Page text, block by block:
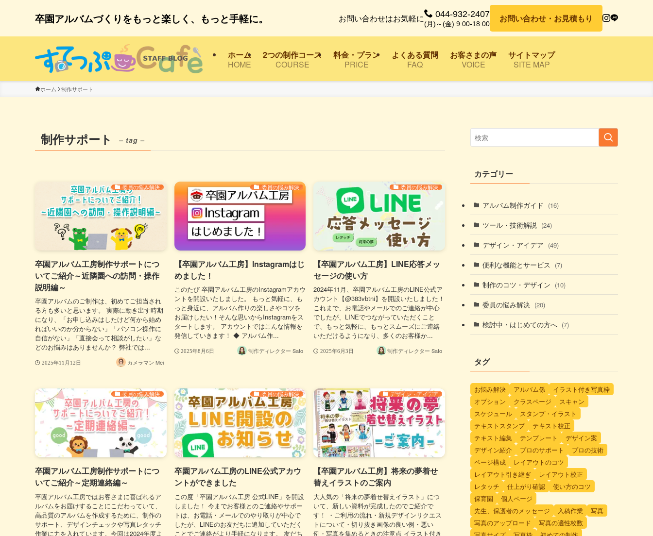
卒園アルバムづくりをもっと楽しく、もっと手軽に。 お問い合わせはお気軽に 044-932-2407
(月)～(金) 9:00-18:00 お問い合わせ・お見積もり
ホーム
HOME
2つの制作コース
COURSE
料金・プラン
PRICE
よくある質問
FAQ
お客さまの声
VOICE
サイトマップ
SITE MAP
ホーム 制作サポート
制作サポート – tag –
委員の悩み解決
卒園アルバム工房制作サポートにつ
いてご紹介～近隣園への訪問・操作
説明編～
卒園アルバムのご制作は、初めてご担当され
る方も多いと思います。 実際に動き出す時期
になり、「お申し込みはしたけど何から始め
ればいいのか分からない」「パソコン操作に
自信がない」「直接会って相談がしたい」な
どのお悩みはありませんか？ 弊社では...
2025年11月12日 カメラマン Mei
委員の悩み解決
【卒園アルバム工房】Instagramはじ
めました！
このたび 卒園アルバム工房のInstagramアカウ
ントを開設いたしました。 もっと気軽に、も
っと身近に、アルバム作りの楽しさやコツを
お届けしたい！そんな思いからInstagramをス
タートします。 アカウントではこんな情報を
発信していきます！ ◆ アルバム作...
2025年8月6日 制作ディレクター Sato
委員の悩み解決
【卒園アルバム工房】LINE応答メッ
セージの使い方
2024年11月、卒園アルバム工房のLINE公式ア
カウント【@383vbtni】を開設いたしました！
これまで、お電話やメールでのご連絡が中心
でしたが、LINEでつながっていただくこと
で、もっと気軽に、もっとスムーズにご連絡
いただけるようになり、多くのお客様か...
2025年6月3日 制作ディレクター Sato
委員の悩み解決
卒園アルバム工房制作サポートにつ
いてご紹介～定期連絡編～
卒園アルバム工房ではお客さまに喜ばれるア
ルバムをお届けすることにこだわっていて、
高品質のアルバムを作成するために、制作の
サポート、デザインチェックや写真レタッチ
作業に力を入れています。今回は2024年度よ
委員の悩み解決
卒園アルバム工房のLINE公式アカウ
ントができました
この度「卒園アルバム工房 公式LINE」を開設
しました！ 今までお客様とのご連絡やサポー
トは、お電話・メールでのやり取りが中心で
したが、LINEのお友だちに追加していただく
ことでご連絡がより手軽になります。 友だち
デザイン・アイデア
【卒園アルバム工房】将来の夢着せ
替えイラストのご案内
大人気の「将来の夢着せ替えイラスト」につ
いて、新しい資料が完成したのでご紹介で
す！ ・ご利用の流れ・新規デザインリクエス
トについて・切り抜き画像の良い例・悪い
例・写真を集めるときの注意点 イラスト付き
カテゴリー
アルバム制作ガイド (16)
ツール・技術解説 (24)
デザイン・アイデア (49)
便利な機能とサービス (7)
制作のコツ・デザイン (10)
委員の悩み解決 (20)
検討中・はじめての方へ (7)
タグ
お悩み解決 アルバム係
イラスト付き写真枠
オプション
クラスページ
スキャン
スケジュール
スタンプ・イラスト
テキストスタンプ
テキスト校正
テキスト編集
テンプレート
デザイン案
デザイン紹介
プロのサポート
プロの技術
ページ構成
レイアウトのコツ
レイアウト引き継ぎ
レイアウト校正
レタッチ
仕上がり確認
使い方のコツ
保育園
個人ページ
先生、保護者のメッセージ
入稿作業
写真
写真のアップロード
写真の適性枚数